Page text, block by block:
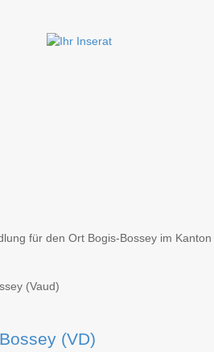
für den Ort Bogis-Bossey im Kanton
(Vaud)
(VD)